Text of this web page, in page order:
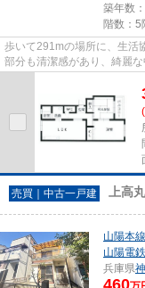
築年数
階数：5
歩いて291mの場所に、生活
部分も清潔感があり、綺麗
売買｜中古一戸建 上高
山陽本線
山陽電
兵庫県
460